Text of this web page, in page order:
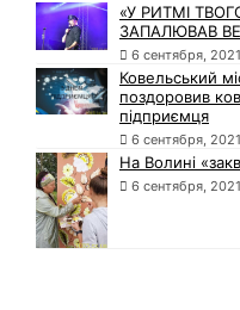
«У РИТМІ
ЗАПАЛЮВАВ
6 сентября, 2021
Ковельський
поздоровив
підприємця
6 сентября, 2021
На Волині
6 сентября, 2021